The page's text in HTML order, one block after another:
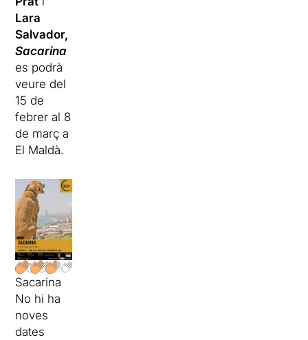
Lara
Salvador,
Sacarina
es podrà
veure del
15 de
febrer al 8
de març a
El Maldà.
Sacarina
No hi ha
noves
dates